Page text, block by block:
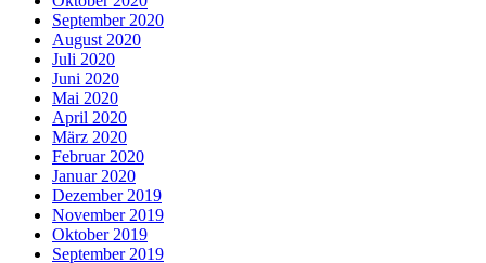
September 2020
August 2020
Juli 2020
Juni 2020
Mai 2020
April 2020
März 2020
Februar 2020
Januar 2020
Dezember 2019
November 2019
Oktober 2019
September 2019